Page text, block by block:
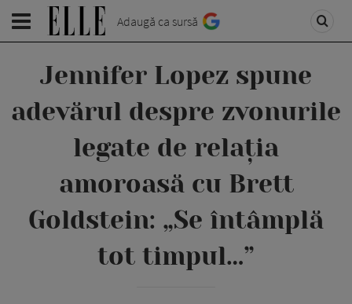
Adaugă ca sursă
Jennifer Lopez spune
adevărul despre zvonurile
legate de relația
amoroasă cu Brett
Goldstein: „Se întâmplă
tot timpul…”